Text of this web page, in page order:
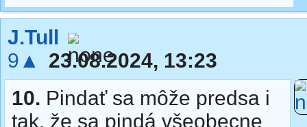
J.Tull
9▲
23.08.2024, 13:23
10. Pindať sa môže predsa i
tak, že sa pindá všeobecne